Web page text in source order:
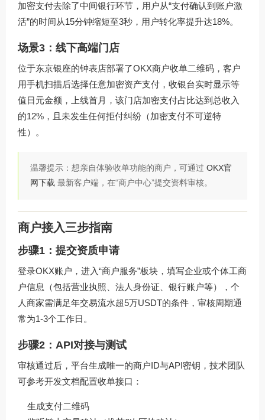
加密支付去除了中间银行环节，用户从“支付确认到账户激
活”的时间从15分钟缩短至3秒，用户转化率提升达18%。
场景3：线下高端门店
位于东京银座的钟表店部署了OKX商户收单二维码，客户
用手机扫描后选择任意加密资产支付，收银台实时显示等
值日元金额，上线首月，该门店加密支付占比达到总收入
的12%，且未发生任何拒付纠纷（加密支付不可逆特
性）。
温馨提示：想亲自体验收单功能的商户，可通过 OKX官
网下载 最新客户端，在“商户中心”提交资料审核。
商户接入三步指南
步骤1：提交资质申请
登录OKX账户，进入“商户服务”板块，填写企业或个体工商
户信息（包括营业执照、法人身份证、银行账户等），个
人商家需满足年交易流水超5万USDT的条件，审核周期通
常为1-3个工作日。
步骤2：API对接与测试
审核通过后，平台生成唯一的商户ID与API密钥，技术团队
可参考开发文档配置收单接口：
生成支付二维码